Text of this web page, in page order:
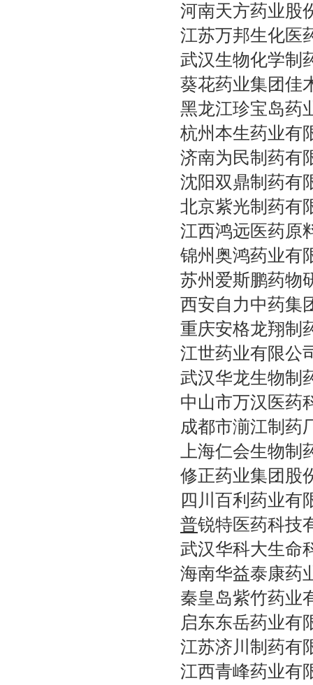
河南天方药业股
江苏万邦生化医
武汉生物化学制
葵花药业集团佳
黑龙江珍宝岛药
杭州本生药业有
济南为民制药有
沈阳双鼎制药有
北京紫光制药有
江西鸿远医药原
锦州奥鸿药业有
苏州爱斯鹏药物
西安自力中药集
重庆安格龙翔制
江世药业有限公
武汉华龙生物制
中山市万汉医药
成都市湔江制药
上海仁会生物制
修正药业集团股
四川百利药业有
普锐特医药科技
武汉华科大生命
海南华益泰康药
秦皇岛紫竹药业
启东东岳药业有
江苏济川制药有
江西青峰药业有